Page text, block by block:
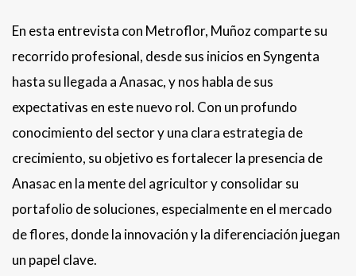
En esta entrevista con Metroflor, Muñoz comparte su
recorrido profesional, desde sus inicios en Syngenta
hasta su llegada a Anasac, y nos habla de sus
expectativas en este nuevo rol. Con un profundo
conocimiento del sector y una clara estrategia de
crecimiento, su objetivo es fortalecer la presencia de
Anasac en la mente del agricultor y consolidar su
portafolio de soluciones, especialmente en el mercado
de flores, donde la innovación y la diferenciación juegan
un papel clave.